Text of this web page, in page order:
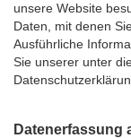
unsere Website
Daten, mit denen
Ausführliche
Sie unserer unter
Datenerfassung